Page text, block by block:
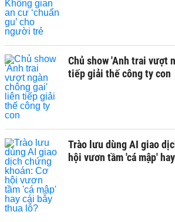
Chủ show 'Anh trai vượt
tiếp giải thế công ty con
Trào lưu dùng AI giao
hội vươn tầm 'cá mập'